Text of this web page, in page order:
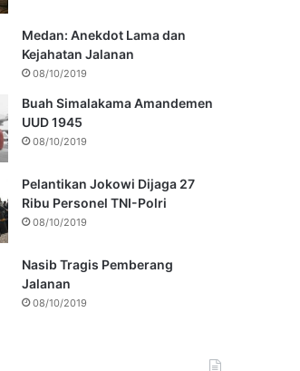
Medan: Anekdot Lama dan
Kejahatan Jalanan
08/10/2019
Buah Simalakama Amandemen
UUD 1945
08/10/2019
Pelantikan Jokowi Dijaga 27
Ribu Personel TNI-Polri
08/10/2019
Nasib Tragis Pemberang
Jalanan
08/10/2019